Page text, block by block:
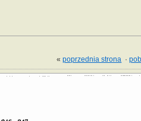
«poprzednia strona ·